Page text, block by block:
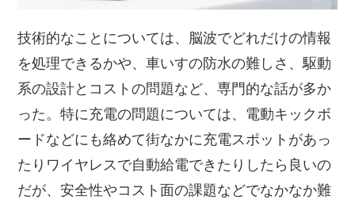
技術的なことについては、脳波でどれだけの情報
を処理できるかや、車いすの防水の難しさ、駆動
系の設計とコストの問題など、専門的な話が多か
った。特に充電の問題については、電動キックボ
ードなどにも絡めて街なかに充電スポットがあっ
たりワイヤレスで自動給電できたりしたら良いの
だが、安全性やコスト面の課題などでなかなか難